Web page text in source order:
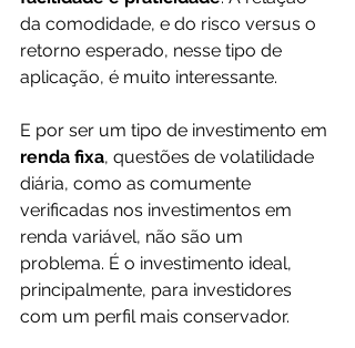
da comodidade, e do risco versus o
retorno esperado, nesse tipo de
aplicação, é muito interessante.
E por ser um tipo de investimento em
renda fixa, questões de volatilidade
diária, como as comumente
verificadas nos investimentos em
renda variável, não são um
problema. É o investimento ideal,
principalmente, para investidores
com um perfil mais conservador.